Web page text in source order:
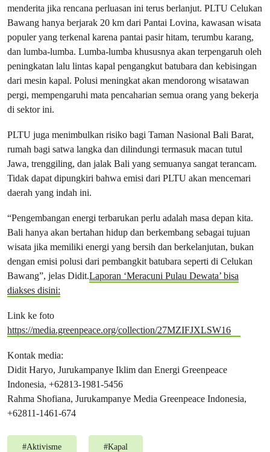
menderita jika rencana perluasan ini terus berlanjut. PLTU Celukan
Bawang hanya berjarak 20 km dari Pantai Lovina, kawasan wisata
populer yang terkenal karena pantai pasir hitam, terumbu karang,
dan lumba-lumba. Lumba-lumba khususnya akan terpengaruh oleh
peningkatan lalu lintas kapal pengangkut batubara dan kebisingan
dari mesin kapal. Polusi meningkat akan mendorong wisatawan
pergi, mempengaruhi mata pencaharian semua orang yang bekerja
di sektor ini.
PLTU juga menimbulkan risiko bagi Taman Nasional Bali Barat,
rumah bagi satwa langka dan dilindungi termasuk macan tutul
Jawa, trenggiling, dan jalak Bali yang semuanya sangat terancam.
Tidak dapat dipungkiri bahwa emisi dari PLTU akan mencemari
daerah yang indah ini.
“Pengembangan energi terbarukan perlu adalah masa depan kita.
Bali hanya akan bertahan hidup dan berkembang sebagai tujuan
wisata jika memiliki energi yang bersih dan berkelanjutan, bukan
dengan emisi polusi dari pembangkit batubara seperti di Celukan
Bawang”, jelas Didit.Laporan ‘Meracuni Pulau Dewata’ bisa
diakses disini:
Link ke foto
https://media.greenpeace.org/collection/27MZIFJXLSW16
Kontak media:
Didit Haryo, Jurukampanye Iklim dan Energi Greenpeace
Indonesia, +62813-1981-5456
Rahma Shofiana, Jurukampanye Media Greenpeace Indonesia,
+62811-1461-674
#Aktivisme #Kapal